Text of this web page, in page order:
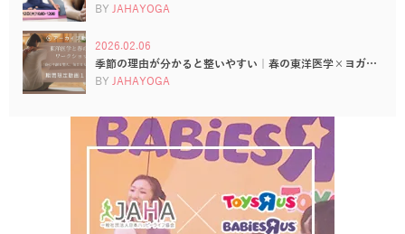
BY JAHAYOGA
2026.02.06
季節の理由が分かると整いやすい｜春の東洋医学×ヨガ…
BY JAHAYOGA